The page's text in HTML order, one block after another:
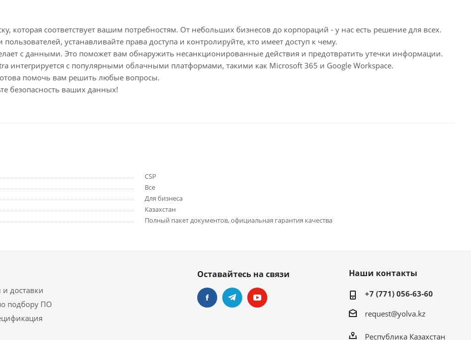
которая соответствует вашим потребностям. От небольших бизнесов до корпораций - у нас есть решение для всех.
устанавливайте права доступа и контролируйте, кто имеет доступ к чему.
с данными. Это поможет вам обнаружить несанкционированные действия и предотвратить утечки информации.
интегрируется с популярными облачными платформами, такими как Microsoft 365 и Google Workspace.
помочь вам решить любые вопросы.
безопасность ваших данных!
CSP
Все
Для бизнеса
Казахстан
Полный пакет документов, официальная гарантия качества
доставки
подбору ПО
Оставайтесь на связи Наши контакты
+7 (771) 056-63-60
request@yolva.kz
Республика Казахстан